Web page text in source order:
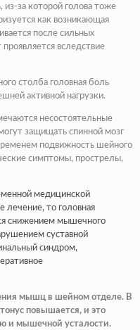
за которой голова тоже
как возникающая
после сильных
вследствие
столба головная боль
активной нагрузки.
несостоятельные
защищать спинной мозг
подвижность шейного
симптомы, прострелы,
медицинской
лечение, то головная
снижением мышечного
суставной
синдром,
мышц в шейном отделе. В
повышается, и это
и мышечной усталости.